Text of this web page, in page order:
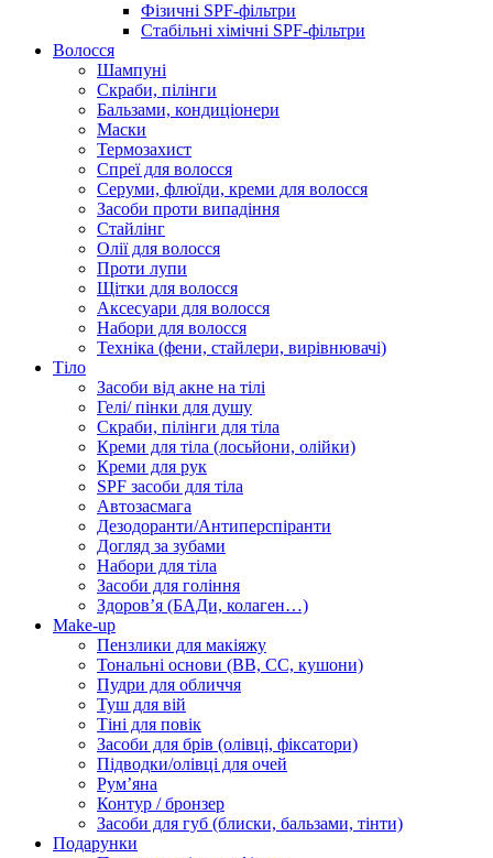
Фізичні SPF-фільтри
Стабільні хімічні SPF-фільтри
Волосся
Шампуні
Скраби, пілінги
Бальзами, кондиціонери
Маски
Термозахист
Спреї для волосся
Серуми, флюїди, креми для волосся
Засоби проти випадіння
Стайлінг
Олії для волосся
Проти лупи
Щітки для волосся
Аксесуари для волосся
Набори для волосся
Техніка (фени, стайлери, вирівнювачі)
Тіло
Засоби від акне на тілі
Гелі/ пінки для душу
Скраби, пілінги для тіла
Креми для тіла (лосьйони, олійки)
Креми для рук
SPF засоби для тіла
Автозасмага
Дезодоранти/Антиперспіранти
Догляд за зубами
Набори для тіла
Засоби для гоління
Здоровʼя (БАДи, колаген…)
Make-up
Пензлики для макіяжу
Тональні основи (BB, CC, кушони)
Пудри для обличчя
Туш для вій
Тіні для повік
Засоби для брів (олівці, фіксатори)
Підводки/олівці для очей
Румʼяна
Контур / бронзер
Засоби для губ (блиски, бальзами, тінти)
Подарунки